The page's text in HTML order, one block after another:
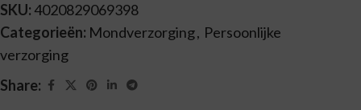
SKU: 4020829069398
Categorieën: Mondverzorging, Persoonlijke
verzorging
Share: